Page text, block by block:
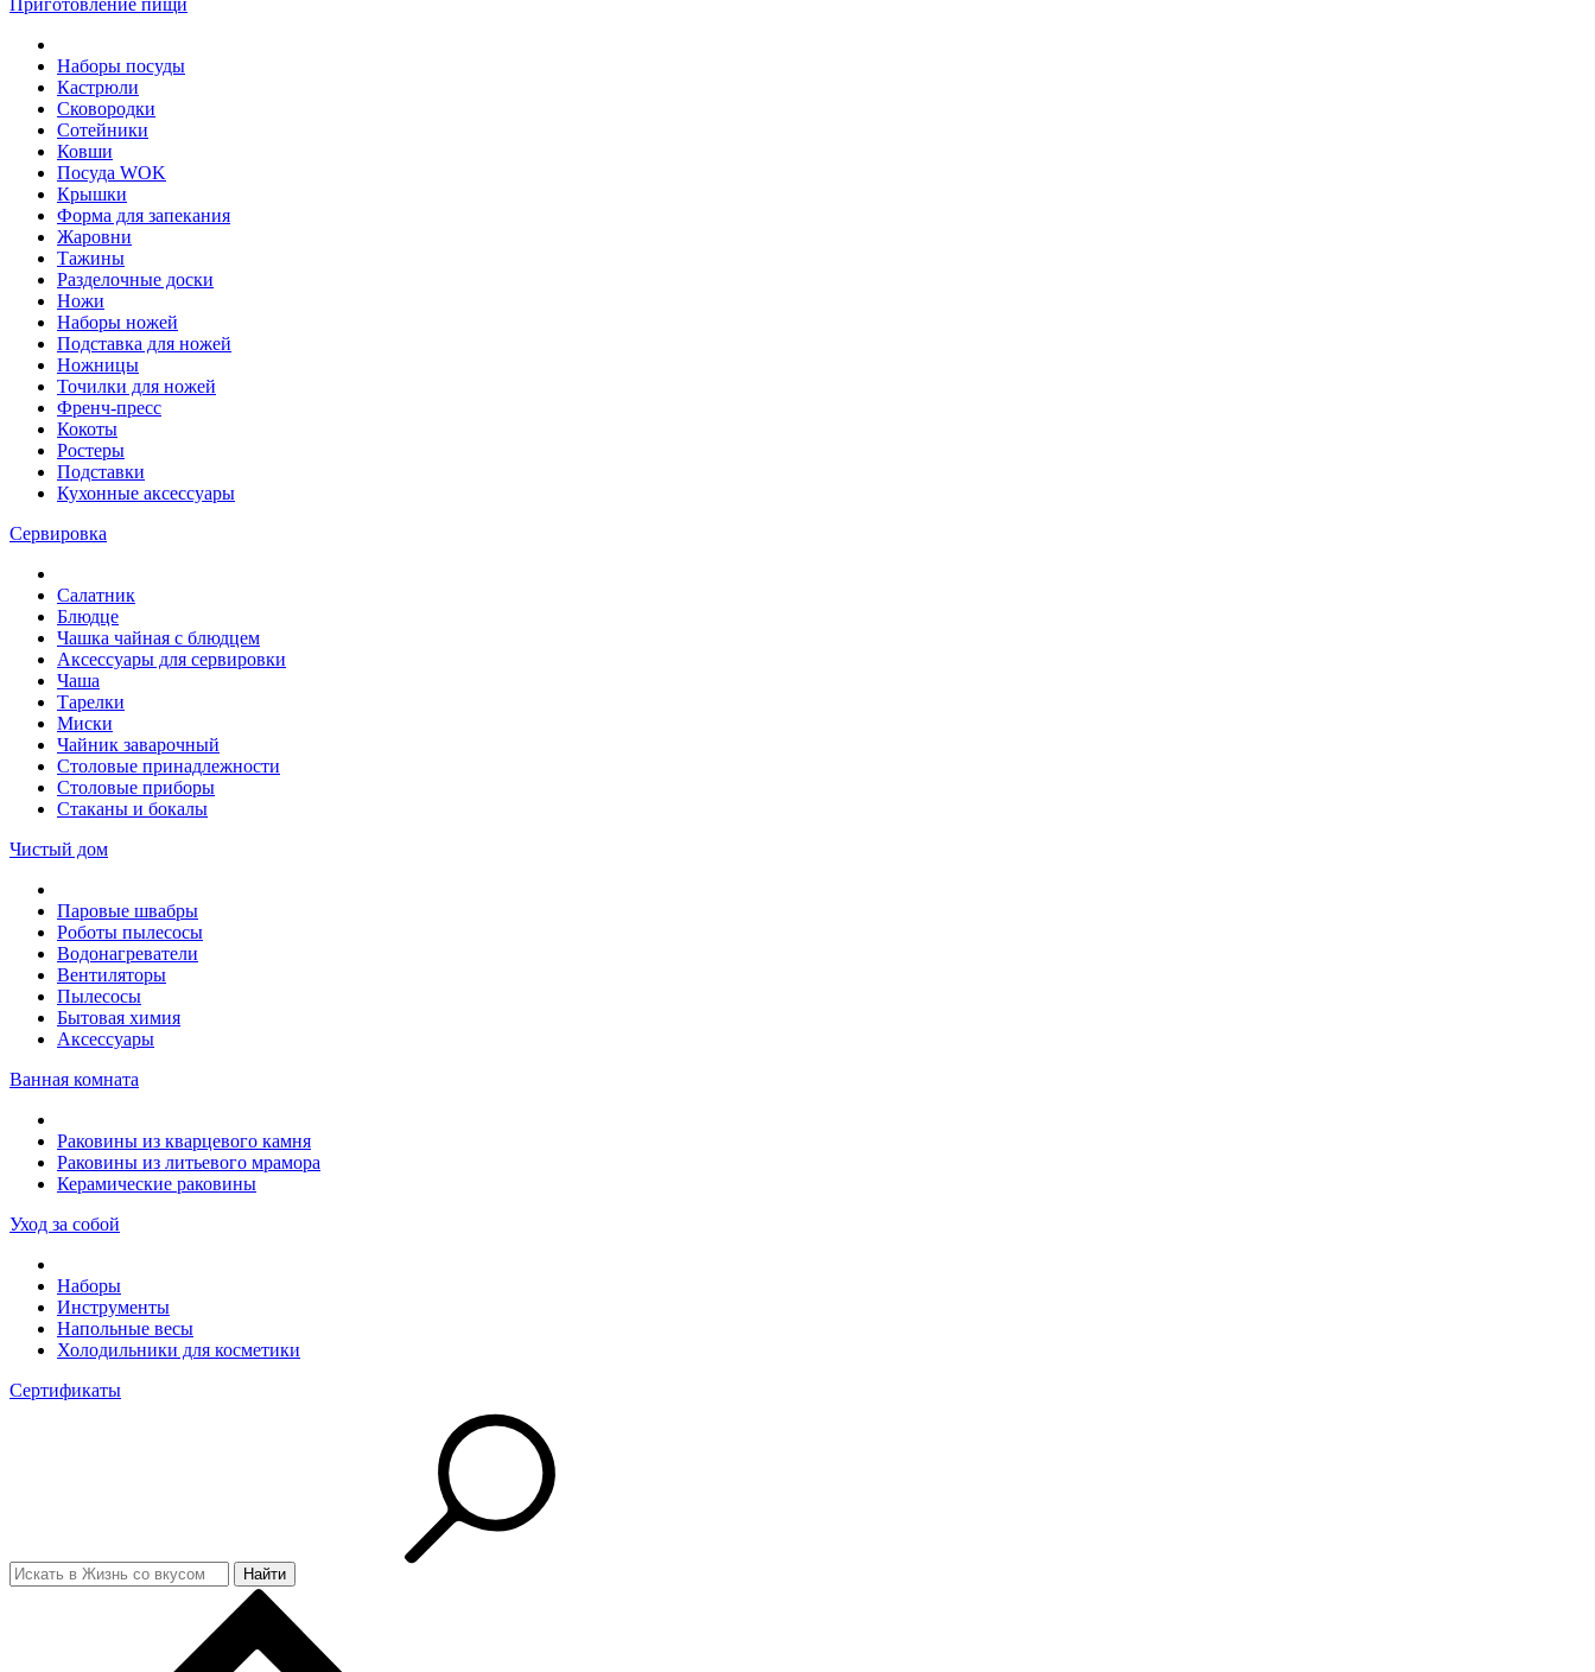
Приготовление пищи
Наборы посуды
Кастрюли
Сковородки
Сотейники
Ковши
Посуда WOK
Крышки
Форма для запекания
Жаровни
Тажины
Разделочные доски
Ножи
Наборы ножей
Подставка для ножей
Ножницы
Точилки для ножей
Френч-пресс
Кокоты
Ростеры
Подставки
Кухонные аксессуары
Сервировка
Салатник
Блюдце
Чашка чайная с блюдцем
Аксессуары для сервировки
Чаша
Тарелки
Миски
Чайник заварочный
Столовые принадлежности
Столовые приборы
Стаканы и бокалы
Чистый дом
Паровые швабры
Роботы пылесосы
Водонагреватели
Вентиляторы
Пылесосы
Бытовая химия
Аксессуары
Ванная комната
Раковины из кварцевого камня
Раковины из литьевого мрамора
Керамические раковины
Уход за собой
Наборы
Инструменты
Напольные весы
Холодильники для косметики
Сертификаты